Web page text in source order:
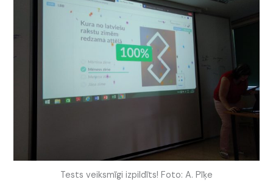
Tests veiksmīgi izpildīts! Foto: A. Pīķe